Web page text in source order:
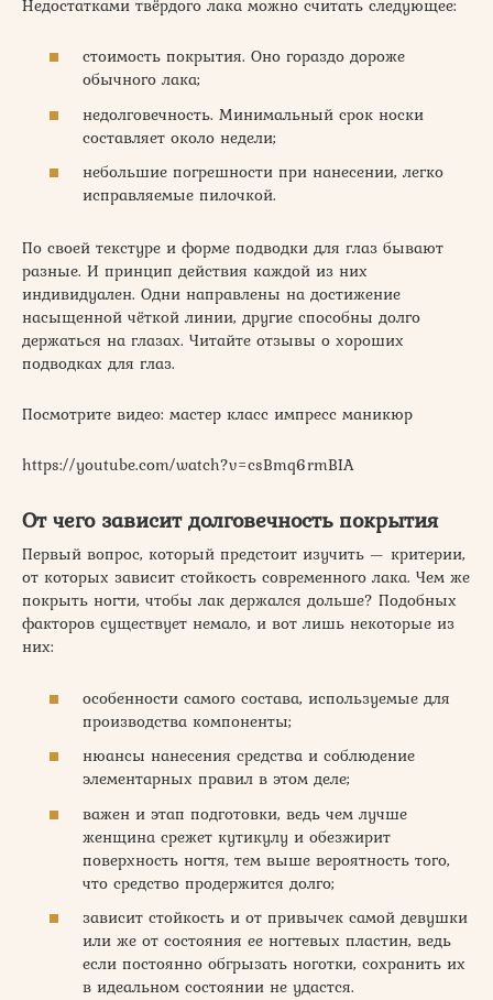
Недостатками твёрдого лака можно считать следующее:
стоимость покрытия. Оно гораздо дороже
обычного лака;
недолговечность. Минимальный срок носки
составляет около недели;
небольшие погрешности при нанесении, легко
исправляемые пилочкой.
По своей текстуре и форме подводки для глаз бывают
разные. И принцип действия каждой из них
индивидуален. Одни направлены на достижение
насыщенной чёткой линии, другие способны долго
держаться на глазах. Читайте отзывы о хороших
подводках для глаз.
Посмотрите видео: мастер класс импресс маникюр
https://youtube.com/watch?v=csBmq6rmBIA
От чего зависит долговечность покрытия
Первый вопрос, который предстоит изучить — критерии,
от которых зависит стойкость современного лака. Чем же
покрыть ногти, чтобы лак держался дольше? Подобных
факторов существует немало, и вот лишь некоторые из
них:
особенности самого состава, используемые для
производства компоненты;
нюансы нанесения средства и соблюдение
элементарных правил в этом деле;
важен и этап подготовки, ведь чем лучше
женщина срежет кутикулу и обезжирит
поверхность ногтя, тем выше вероятность того,
что средство продержится долго;
зависит стойкость и от привычек самой девушки
или же от состояния ее ногтевых пластин, ведь
если постоянно обгрызать ноготки, сохранить их
в идеальном состоянии не удастся.